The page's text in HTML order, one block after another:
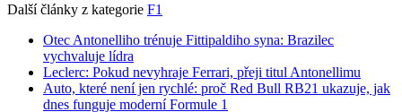
Další články z kategorie F1
Otec Antonelliho trénuje Fittipaldiho syna: Brazilec
vychvaluje lídra
Leclerc: Pokud nevyhraje Ferrari, přeji titul Antonellimu
Auto, které není jen rychlé: proč Red Bull RB21 ukazuje, jak
dnes funguje moderní Formule 1